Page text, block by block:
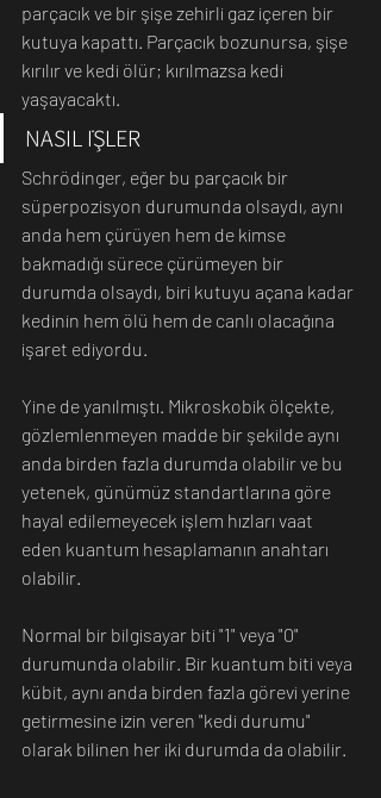
parçacık ve bir şişe zehirli gaz içeren bir
kutuya kapattı. Parçacık bozunursa, şişe
kırılır ve kedi ölür; kırılmazsa kedi
yaşayacaktı.
NASIL İŞLER
Schrödinger, eğer bu parçacık bir
süperpozisyon durumunda olsaydı, aynı
anda hem çürüyen hem de kimse
bakmadığı sürece çürümeyen bir
durumda olsaydı, biri kutuyu açana kadar
kedinin hem ölü hem de canlı olacağına
işaret ediyordu.
Yine de yanılmıştı. Mikroskobik ölçekte,
gözlemlenmeyen madde bir şekilde aynı
anda birden fazla durumda olabilir ve bu
yetenek, günümüz standartlarına göre
hayal edilemeyecek işlem hızları vaat
eden kuantum hesaplamanın anahtarı
olabilir.
Normal bir bilgisayar biti "1" veya "0"
durumunda olabilir. Bir kuantum biti veya
kübit, aynı anda birden fazla görevi yerine
getirmesine izin veren "kedi durumu"
olarak bilinen her iki durumda da olabilir.